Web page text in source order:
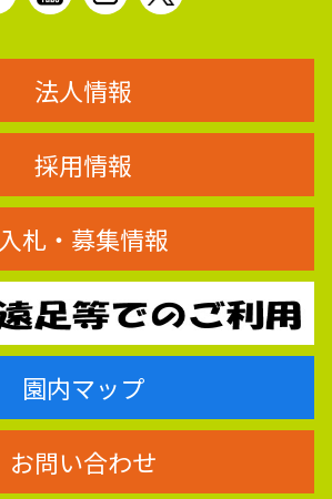
法人情報
採用情報
入札・募集情報
園内マップ
お問い合わせ